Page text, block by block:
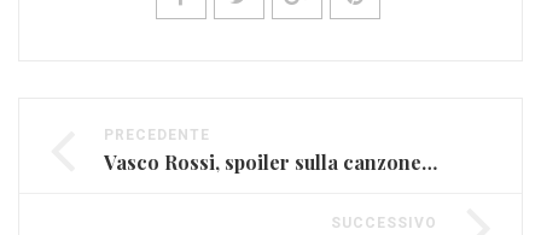
PRECEDENTE
Vasco Rossi, spoiler sulla canzone di apertura del tour
SUCCESSIVO